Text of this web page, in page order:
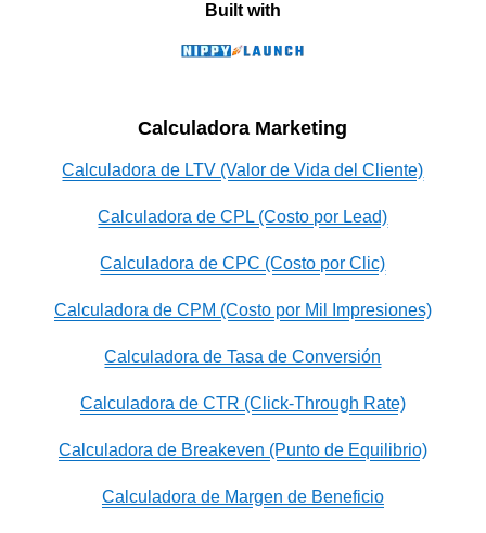
Built with
Calculadora Marketing
Calculadora de LTV (Valor de Vida del Cliente)
Calculadora de CPL (Costo por Lead)
Calculadora de CPC (Costo por Clic)
Calculadora de CPM (Costo por Mil Impresiones)
Calculadora de Tasa de Conversión
Calculadora de CTR (Click-Through Rate)
Calculadora de Breakeven (Punto de Equilibrio)
Calculadora de Margen de Beneficio